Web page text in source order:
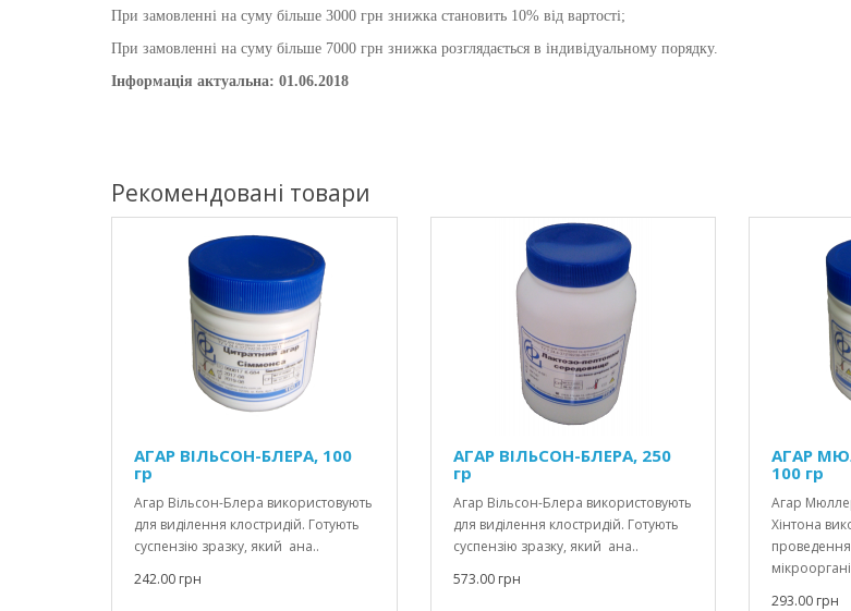
При замовленні на суму більше 3000 грн знижка становить 10% від вартості;
При замовленні на суму більше 7000 грн знижка розглядається в індивідуальному порядку.
Інформація актуальна: 01.06.2018
Рекомендовані товари
АГАР ВІЛЬСОН-БЛЕРА, 100
гр
Агар Вільсон-Блера використовують
для виділення клостридій. Готують
суспензію зразку, який ана..
242.00 грн
АГАР ВІЛЬСОН-БЛЕРА, 250
гр
Агар Вільсон-Блера використовують
для виділення клостридій. Готують
суспензію зразку, який ана..
573.00 грн
АГАР
100 гр
Агар
Хінтона
проведення
293.00 грн